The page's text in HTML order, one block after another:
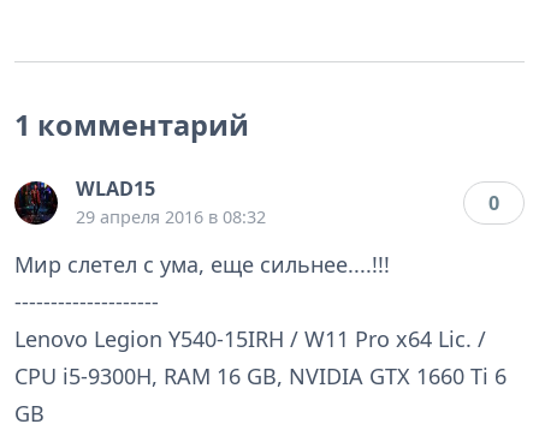
1 комментарий
WLAD15
29 апреля 2016 в 08:32
0
Мир слетел с ума, еще сильнее....!!!
--------------------
Lenovo Legion Y540-15IRH / W11 Pro x64 Lic. /
CPU i5-9300H, RAM 16 GB, NVIDIA GTX 1660 Ti 6
GB